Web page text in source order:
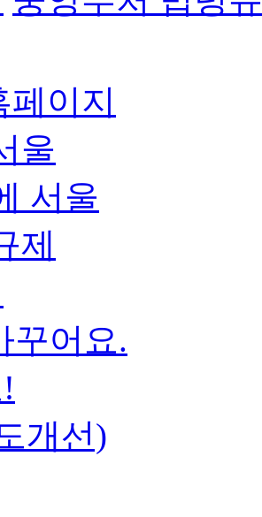
페이지
울
서울
제
꾸어요.
개선)